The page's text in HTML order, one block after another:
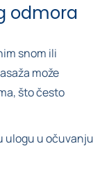
odmora
snom ili
može
što često
ulogu u očuvanju